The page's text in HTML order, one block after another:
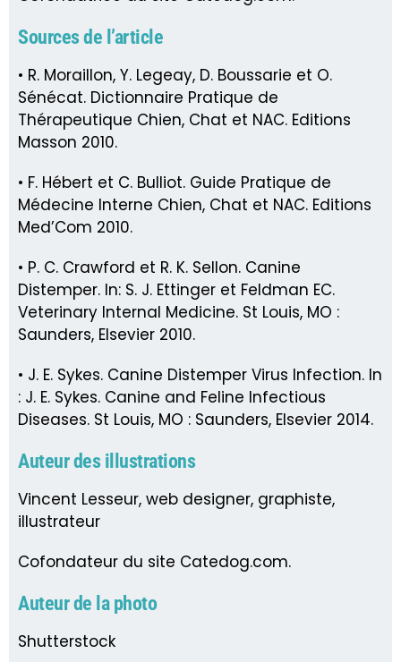
Sources de l’article
• R. Moraillon, Y. Legeay, D. Boussarie et O.
Sénécat. Dictionnaire Pratique de
Thérapeutique Chien, Chat et NAC. Editions
Masson 2010.
• F. Hébert et C. Bulliot. Guide Pratique de
Médecine Interne Chien, Chat et NAC. Editions
Med’Com 2010.
• P. C. Crawford et R. K. Sellon. Canine
Distemper. In: S. J. Ettinger et Feldman EC.
Veterinary Internal Medicine. St Louis, MO :
Saunders, Elsevier 2010.
• J. E. Sykes. Canine Distemper Virus Infection. In
: J. E. Sykes. Canine and Feline Infectious
Diseases. St Louis, MO : Saunders, Elsevier 2014.
Auteur des illustrations
Vincent Lesseur, web designer, graphiste,
illustrateur
Cofondateur du site Catedog.com.
Auteur de la photo
Shutterstock